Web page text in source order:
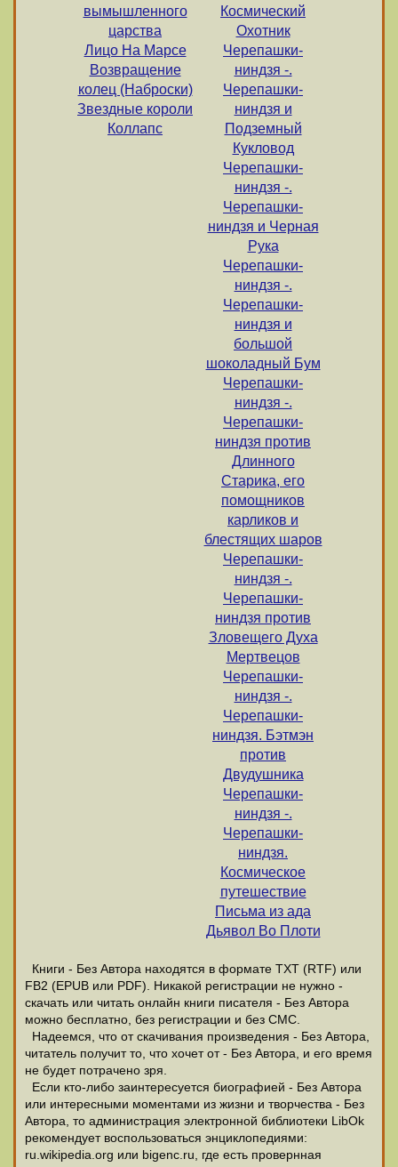
вымышленного
царства
Лицо На Марсе
Возвращение
колец (Наброски)
Звездные короли
Коллапс
Космический
Охотник
Черепашки-
ниндзя -.
Черепашки-
ниндзя и
Подземный
Кукловод
Черепашки-
ниндзя -.
Черепашки-
ниндзя и Черная
Рука
Черепашки-
ниндзя -.
Черепашки-
ниндзя и
большой
шоколадный Бум
Черепашки-
ниндзя -.
Черепашки-
ниндзя против
Длинного
Старика, его
помощников
карликов и
блестящих шаров
Черепашки-
ниндзя -.
Черепашки-
ниндзя против
Зловещего Духа
Мертвецов
Черепашки-
ниндзя -.
Черепашки-
ниндзя. Бэтмэн
против
Двудушника
Черепашки-
ниндзя -.
Черепашки-
ниндзя.
Космическое
путешествие
Письма из ада
Дьявол Во Плоти
Книги - Без Автора находятся в формате ТХТ (RTF) или
FB2 (EPUB или PDF). Никакой регистрации не нужно -
скачать или читать онлайн книги писателя - Без Автора
можно бесплатно, без регистрации и без СМС.
Надеемся, что от скачивания произведения - Без Автора,
читатель получит то, что хочет от - Без Автора, и его время
не будет потрачено зря.
Если кто-либо заинтересуется биографией - Без Автора
или интересными моментами из жизни и творчества - Без
Автора, то администрация электронной библиотеки LibOk
рекомендует воспользоваться энциклопедиями:
ru.wikipedia.org или bigenc.ru, где есть провернная